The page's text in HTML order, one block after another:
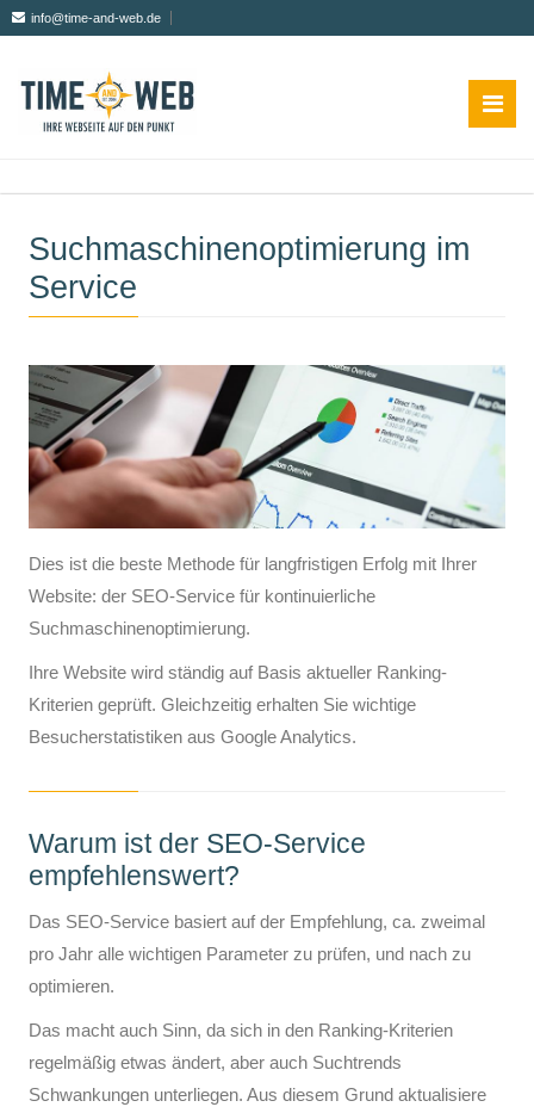
info@time-and-web.de
Suchmaschinenoptimierung im
Service
Dies ist die beste Methode für langfristigen Erfolg mit Ihrer
Website: der SEO-Service für kontinuierliche
Suchmaschinenoptimierung.
Ihre Website wird ständig auf Basis aktueller Ranking-
Kriterien geprüft. Gleichzeitig erhalten Sie wichtige
Besucherstatistiken aus Google Analytics.
Warum ist der SEO-Service
empfehlenswert?
Das SEO-Service basiert auf der Empfehlung, ca. zweimal
pro Jahr alle wichtigen Parameter zu prüfen, und nach zu
optimieren.
Das macht auch Sinn, da sich in den Ranking-Kriterien
regelmäßig etwas ändert, aber auch Suchtrends
Schwankungen unterliegen. Aus diesem Grund aktualisiere